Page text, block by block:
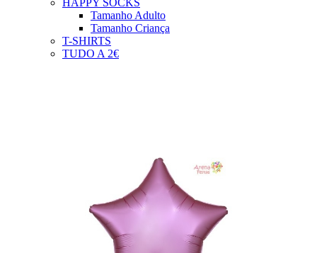
Tamanho Adulto
Tamanho Criança
T-SHIRTS
TUDO A 2€